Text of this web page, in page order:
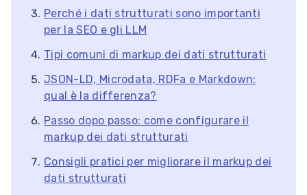
Perché i dati strutturati sono importanti
per la SEO e gli LLM
Tipi comuni di markup dei dati strutturati
JSON-LD, Microdata, RDFa e Markdown:
qual è la differenza?
Passo dopo passo: come configurare il
markup dei dati strutturati
Consigli pratici per migliorare il markup dei
dati strutturati